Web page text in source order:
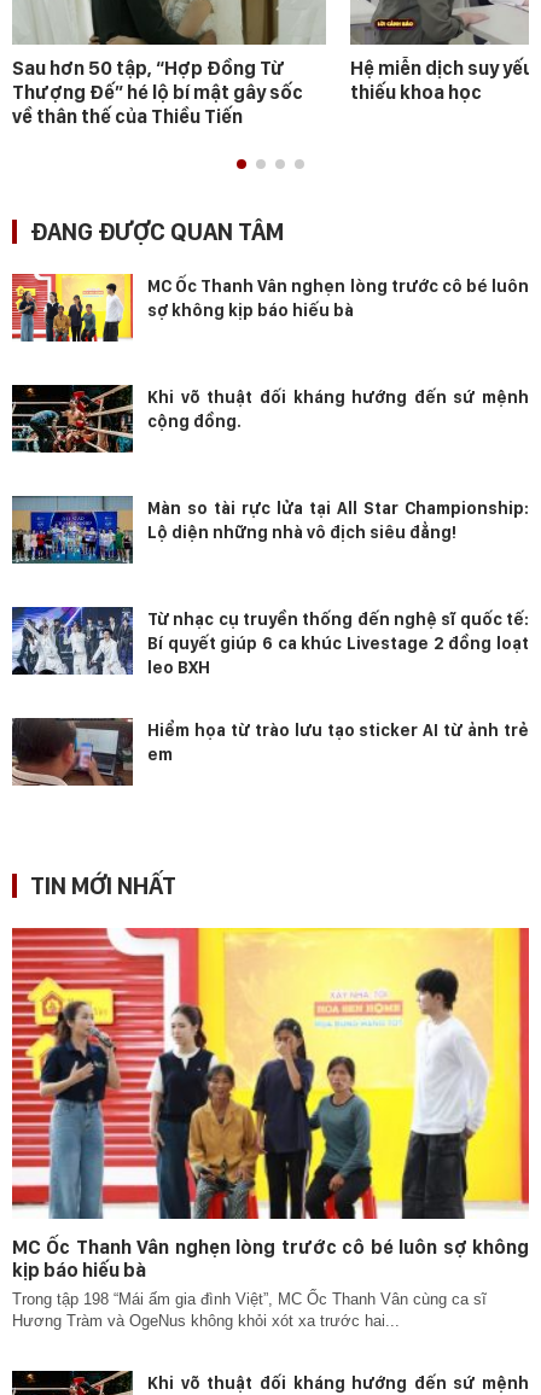
Sau hơn 50 tập, “Hợp Đồng Từ
Thượng Đế” hé lộ bí mật gây sốc
về thân thế của Thiều Tiến
Hệ miễn dịch suy
thiếu khoa học
ĐANG ĐƯỢC QUAN TÂM
MC Ốc Thanh Vân nghẹn lòng trước cô bé luôn
sợ không kịp báo hiếu bà
Khi võ thuật đối kháng hướng đến sứ mệnh
cộng đồng.
Màn so tài rực lửa tại All Star Championship:
Lộ diện những nhà vô địch siêu đẳng!
Từ nhạc cụ truyền thống đến nghệ sĩ quốc tế:
Bí quyết giúp 6 ca khúc Livestage 2 đồng loạt
leo BXH
Hiểm họa từ trào lưu tạo sticker AI từ ảnh trẻ
em
TIN MỚI NHẤT
MC Ốc Thanh Vân nghẹn lòng trước cô bé luôn sợ không
kịp báo hiếu bà
Trong tập 198 “Mái ấm gia đình Việt”, MC Ốc Thanh Vân cùng ca sĩ
Hương Tràm và OgeNus không khỏi xót xa trước hai...
Khi võ thuật đối kháng hướng đến sứ mệnh